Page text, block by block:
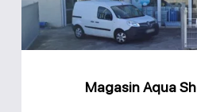
Magasin Aqua